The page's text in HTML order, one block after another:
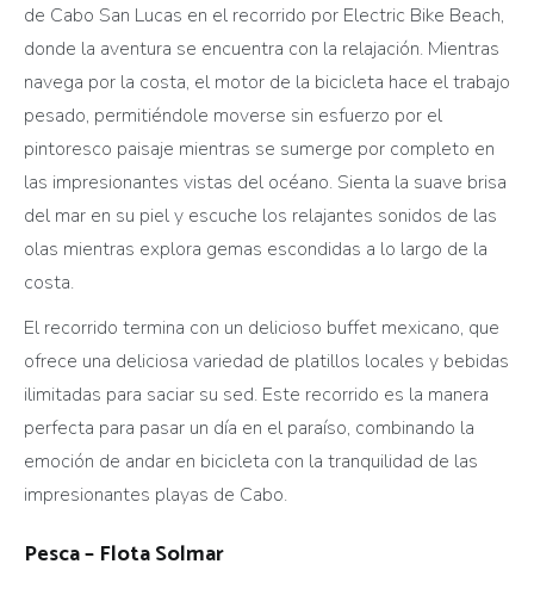
de Cabo San Lucas en el recorrido por Electric Bike Beach,
donde la aventura se encuentra con la relajación. Mientras
navega por la costa, el motor de la bicicleta hace el trabajo
pesado, permitiéndole moverse sin esfuerzo por el
pintoresco paisaje mientras se sumerge por completo en
las impresionantes vistas del océano. Sienta la suave brisa
del mar en su piel y escuche los relajantes sonidos de las
olas mientras explora gemas escondidas a lo largo de la
costa.
El recorrido termina con un delicioso buffet mexicano, que
ofrece una deliciosa variedad de platillos locales y bebidas
ilimitadas para saciar su sed. Este recorrido es la manera
perfecta para pasar un día en el paraíso, combinando la
emoción de andar en bicicleta con la tranquilidad de las
impresionantes playas de Cabo.
Pesca – Flota Solmar